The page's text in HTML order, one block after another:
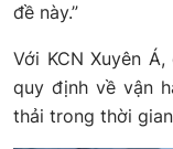
đề này.”
Với KCN Xuyên
quy định về vận
thải trong thời